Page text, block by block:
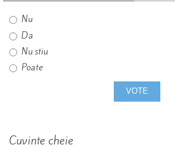
Nu
Da
Nu stiu
Poate
Cuvinte cheie